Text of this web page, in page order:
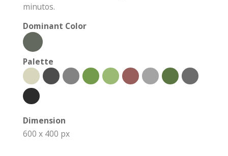
minutos.
Dominant Color
Palette
Dimension
600 x 400 px